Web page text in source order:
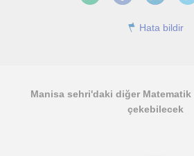
Hata bildir
Manisa sehri'daki diğer
çekebilecek